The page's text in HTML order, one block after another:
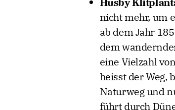
nicht mehr, um
ab dem Jahr
dem
eine Vielzahl
heisst der Weg,
Naturweg und
führt durch